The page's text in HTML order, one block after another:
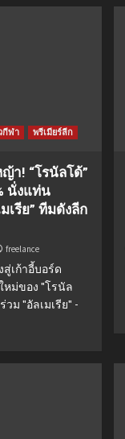
กีฬา พรีเมียร์ลีก
า! “โรนัลโด้”
นั่งแท่น
เรีย” ทีมดังลีก
freelance
สู่เก้าอี้บอร์ด
หม่ของ "โรนัล
ม "อัลเมเรีย" -